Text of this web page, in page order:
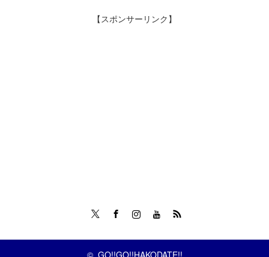
【スポンサーリンク】
InstagramTumblr RSS
© GO!!GO!!HAKODATE!!